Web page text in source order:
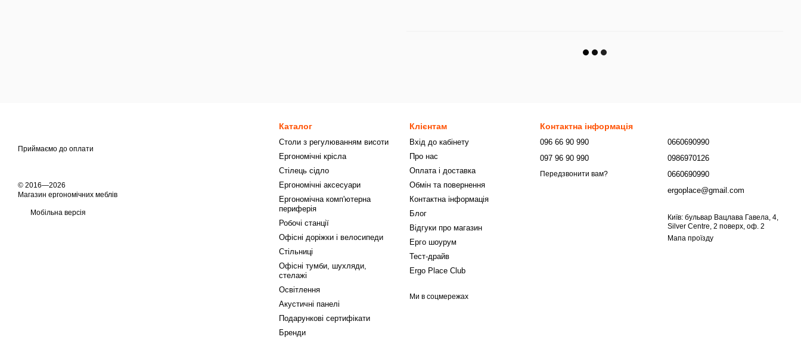
Приймаємо до оплати
© 2016—2026
Магазин ергономічних меблів
Мобільна версія
Каталог
Столи з регулюванням висоти
Ергономічні крісла
Стілець сідло
Ергономічні аксесуари
Ергономічна комп'ютерна
периферія
Робочі станції
Офісні доріжки і велосипеди
Стільниці
Офісні тумби, шухляди,
стелажі
Освітлення
Акустичні панелі
Подарункові сертифікати
Бренди
Клієнтам
Вхід до кабінету
Про нас
Оплата і доставка
Обмін та повернення
Контактна інформація
Блог
Відгуки про магазин
Ерго шоурум
Тест-драйв
Ergo Place Club
Ми в соцмережах
Контактна інформація
096 66 90 990
097 96 90 990
Передзвонити вам?
0660690990
0986970126
0660690990
ergoplace@gmail.com
Київ: бульвар Вацлава Гавела, 4,
Silver Centre, 2 поверх, оф. 2
Мапа проїзду